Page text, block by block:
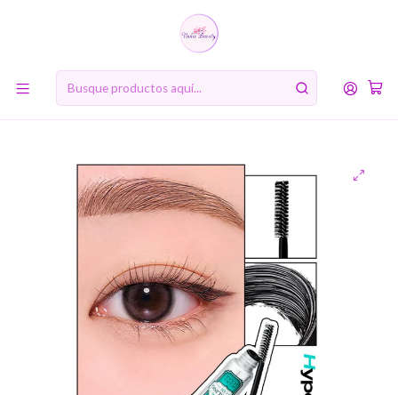
10% de descuento en tu primera compra online. Código: BIENVENIDA10
Lash Correcting Mascara Hyper Curling (Holika Holika) -9ml
Máscara de pestañas rizadora